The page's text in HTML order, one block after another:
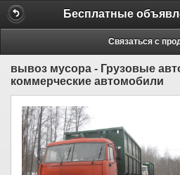
Связаться с
вывоз мусора - Грузовые
коммерческие автомобили